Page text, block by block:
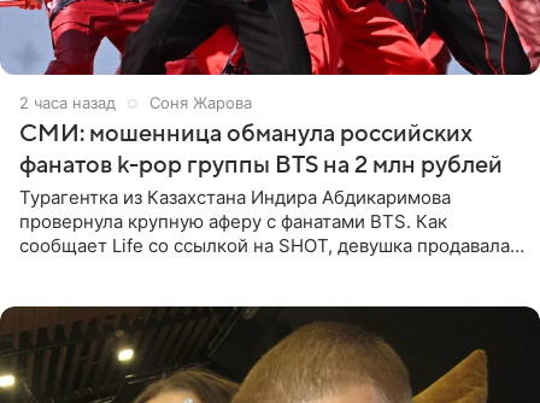
2 часа назад Соня Жарова
СМИ: мошенница обманула российских
фанатов k-pop группы BTS на 2 млн рублей
Турагентка из Казахстана Индира Абдикаримова
провернула крупную аферу с фанатами BTS. Как
сообщает Life со ссылкой на SHOT, девушка продавала